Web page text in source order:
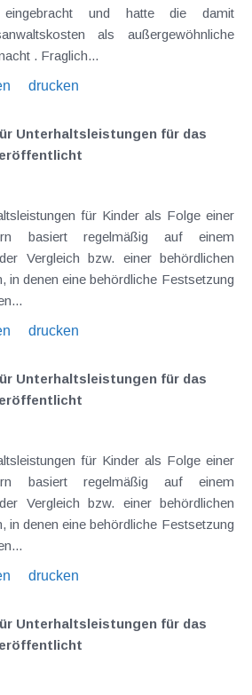
. Fraglich...
drucken
Unterhaltsleistungen für das
für Kinder als Folge einer
basiert regelmäßig auf einem
Festsetzung
drucken
Unterhaltsleistungen für das
für Kinder als Folge einer
basiert regelmäßig auf einem
Festsetzung
drucken
Unterhaltsleistungen für das